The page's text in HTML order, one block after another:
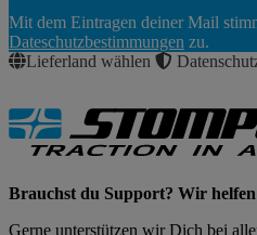
Abonnieren
Mit dem Eintragen deiner Mail
Dateschutzbestimmungen zu.
Lieferland wählen
Brauchst du Support? Wir
Gerne unterstützen wir Dich bei